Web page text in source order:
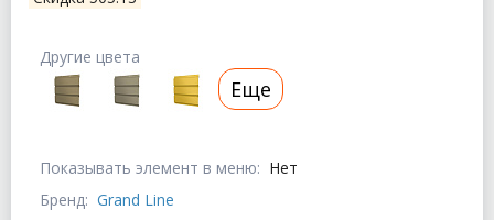
Показывать элемент в меню: Нет
Бренд: Grand Line
Другие цвета
Еще